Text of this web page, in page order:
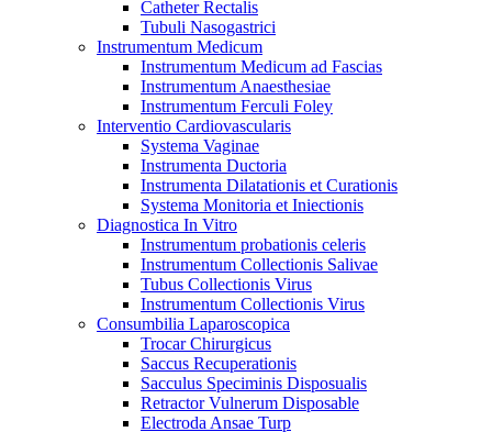
Catheter Rectalis
Tubuli Nasogastrici
Instrumentum Medicum
Instrumentum Medicum ad Fascias
Instrumentum Anaesthesiae
Instrumentum Ferculi Foley
Interventio Cardiovascularis
Systema Vaginae
Instrumenta Ductoria
Instrumenta Dilatationis et Curationis
Systema Monitoria et Iniectionis
Diagnostica In Vitro
Instrumentum probationis celeris
Instrumentum Collectionis Salivae
Tubus Collectionis Virus
Instrumentum Collectionis Virus
Consumbilia Laparoscopica
Trocar Chirurgicus
Saccus Recuperationis
Sacculus Speciminis Disposualis
Retractor Vulnerum Disposable
Electroda Ansae Turp